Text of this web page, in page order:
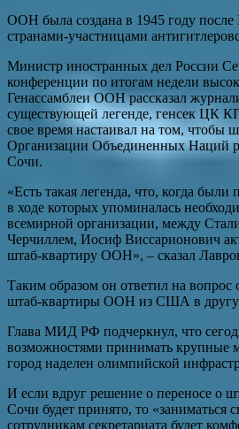
ООН была создана в 1945 году
странами-участницами
Министр иностранных дел России
конференции по итогам недели
Генассамблеи ООН рассказал
существующей легенде, генсек ЦК
свое время настаивал на том, чтобы
Организации Объединенных Наций
Сочи.
«Есть такая легенда, что, когда
в ходе которых упоминалась
всемирной организации, между
Черчиллем, Иосиф Виссарионович
штаб-квартиру ООН», – сказал
Таким образом он ответил на вопрос
штаб-квартиры ООН из США в
Глава МИД РФ подчеркнул, что
возможностями принимать крупные
город наделен олимпийской
И если вдруг решение о переносе о
Сочи будет принято, то «заниматься
сотрудникам секретариата будет